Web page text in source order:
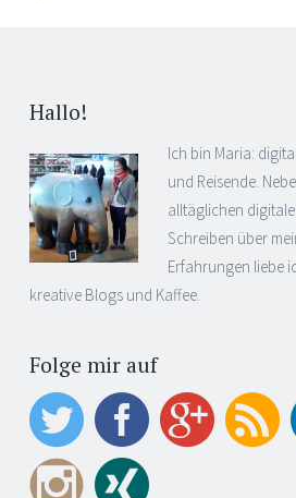
Hallo!
Ich bin Maria:
und Reisende.
alltäglichen
Schreiben über
Erfahrungen liebe
kreative Blogs und Kaffee.
Folge mir auf